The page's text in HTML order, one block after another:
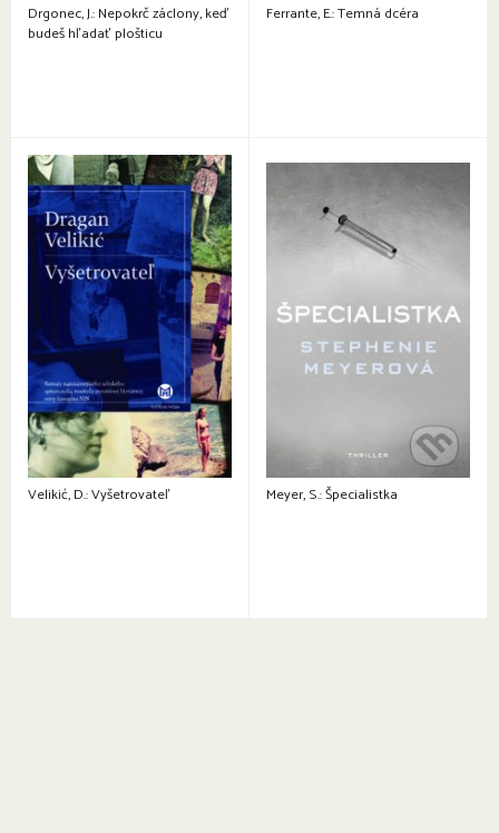
Drgonec, J.: Nepokrč záclony, keď
budeš hľadať plošticu
Ferrante, E.: Temná dcéra
Velikić, D.: Vyšetrovateľ Meyer, S.: Špecialistka